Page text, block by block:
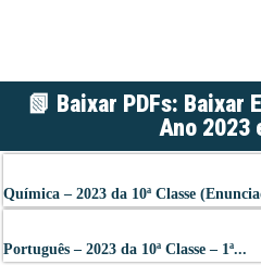
📗 Baixar PDFs: Baixar
Ano 2023
Química – 2023 da 10ª Classe
Português – 2023 da 10ª Classe – 1ª...